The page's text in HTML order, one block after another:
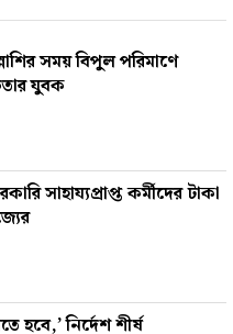
সময় বিপুল পরিমাণে
যুবক
সাহায্যপ্রাপ্ত কর্মীদের টাকা
হবে,’ নির্দেশ শীর্ষ